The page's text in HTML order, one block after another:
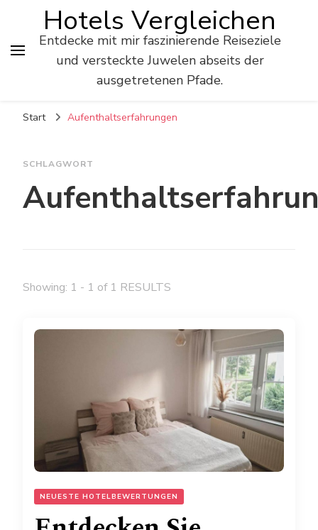
Hotels Vergleichen
Entdecke mit mir faszinierende Reiseziele
und versteckte Juwelen abseits der
ausgetretenen Pfade.
Start Aufenthaltserfahrungen
SCHLAGWORT
Showing: 1 - 1 of 1 RESULTS
NEUESTE HOTELBEWERTUNGEN